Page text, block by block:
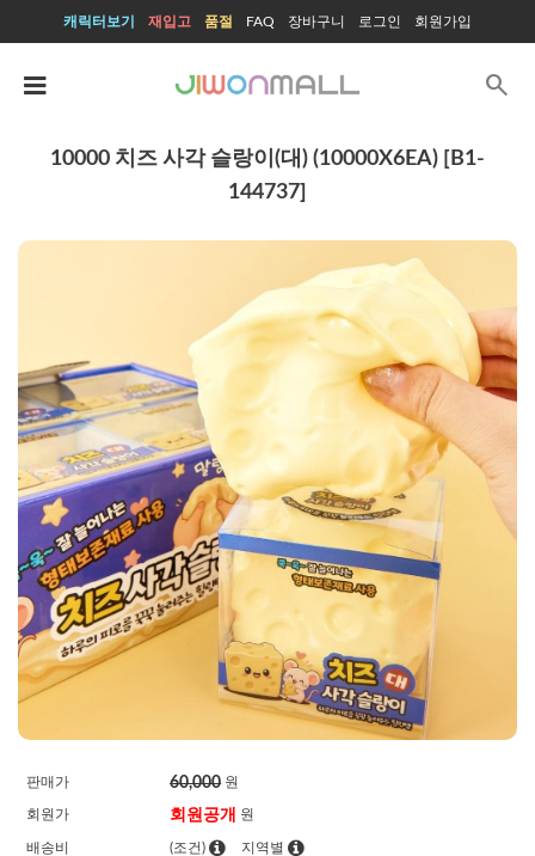
캐릭터보기 재입고 품절 FAQ 장바구니 로그인 회원가입
search
10000 치즈 사각 슬랑이(대) (10000X6EA) [B1-
144737]
판매가 60,000원
회원가 회원공개 원
배송비 (조건) 지역별